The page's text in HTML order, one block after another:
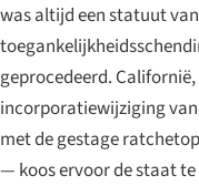
was altijd een statuut
geprocedeerd.
incorporatiewijziging van
met de gestage
— koos ervoor de staat te